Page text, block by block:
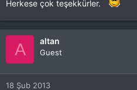
Herkese çok teşekkürler.
A altan
Guest
18 Şub 2013